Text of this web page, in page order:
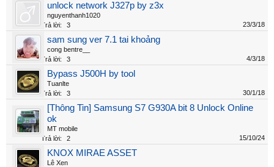
unlock network J327p by z3x
nguyenthanh1020
Trả lời:
3 23/3/18
sam sung ver 7.1 tai khoảng
cong bentre__
Trả lời:
3 4/3/18
Bypass J500H by tool
Tuanlte
Trả lời:
3 30/1/18
[Thông Tin] Samsung S7 G930A bit 8 Unlock Online
ok
MT mobile
Trả lời:
2 15/10/24
KNOX MIRAE ASSET
Lê Xen